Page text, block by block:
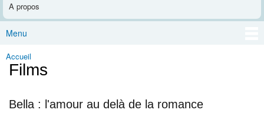
A propos
Menu
Vous êtes ici
Accueil
Films
Bella : l'amour au delà de la romance